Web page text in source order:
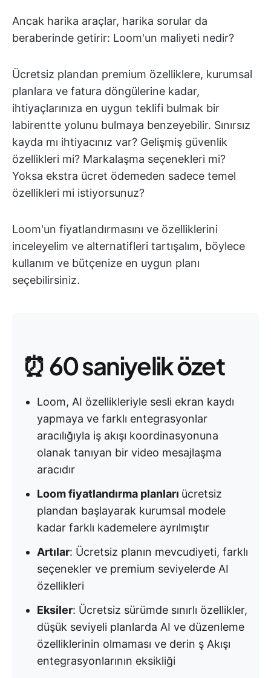
Ancak harika araçlar, harika sorular da
beraberinde getirir: Loom'un maliyeti nedir?
Ücretsiz plandan premium özelliklere, kurumsal
planlara ve fatura döngülerine kadar,
ihtiyaçlarınıza en uygun teklifi bulmak bir
labirentte yolunu bulmaya benzeyebilir. Sınırsız
kayda mı ihtiyacınız var? Gelişmiş güvenlik
özellikleri mi? Markalaşma seçenekleri mi?
Yoksa ekstra ücret ödemeden sadece temel
özellikleri mi istiyorsunuz?
Loom'un fiyatlandırmasını ve özelliklerini
inceleyelim ve alternatifleri tartışalım, böylece
kullanım ve bütçenize en uygun planı
seçebilirsiniz.
⏰ 60 saniyelik özet
Loom, AI özellikleriyle sesli ekran kaydı
yapmaya ve farklı entegrasyonlar
aracılığıyla iş akışı koordinasyonuna
olanak tanıyan bir video mesajlaşma
aracıdır
Loom fiyatlandırma planları ücretsiz
plandan başlayarak kurumsal modele
kadar farklı kademelere ayrılmıştır
Artılar: Ücretsiz planın mevcudiyeti, farklı
seçenekler ve premium seviyelerde AI
özellikleri
Eksiler: Ücretsiz sürümde sınırlı özellikler,
düşük seviyeli planlarda AI ve düzenleme
özelliklerinin olmaması ve derin ş Akışı
entegrasyonlarının eksikliği